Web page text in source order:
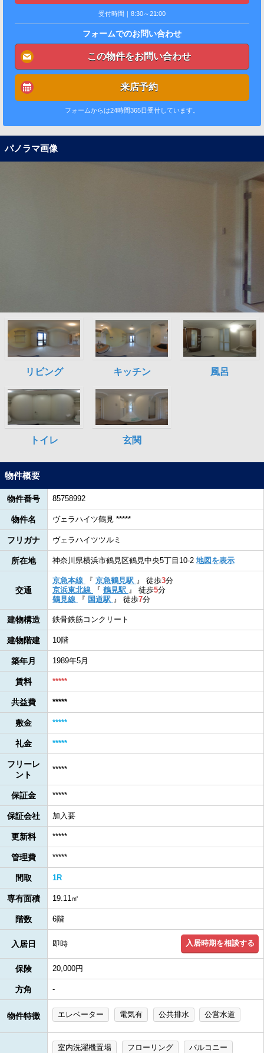
受付時間｜8:30～21:00
フォームでのお問い合わせ
この物件をお問い合わせ
来店予約
フォームからは24時間365日受付しています。
パノラマ画像
物件概要
物件番号 85758992
物件名 ヴェラハイツ鶴見 *****
フリガナ ヴェラハイツツルミ
所在地 神奈川県横浜市鶴見区鶴見中央5丁目10-2 地図を表示
交通
京急本線 『 京急鶴見駅 』 徒歩3分
京浜東北線
『 鶴見駅 』 徒歩5分
鶴見線
『 国道駅 』 徒歩7分
建物構造 鉄骨鉄筋コンクリート
建物階建 10階
築年月 1989年5月
賃料 *****
共益費 *****
敷金 *****
礼金 *****
フリーレ
ント
*****
保証金 *****
保証会社 加入要
更新料 *****
管理費 *****
間取 1R
専有面積 19.11㎡
階数 6階
入居日 即時 入居時期を相談する
保険 20,000円
方角 -
物件特徴 エレベーター 電気有 公共排水 公営水道
室内洗濯機置場 フローリング バルコニー